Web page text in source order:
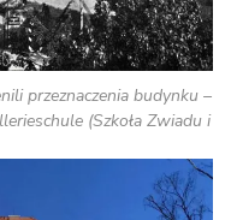
przeznaczenia budynku –
(Szkoła Zwiadu i